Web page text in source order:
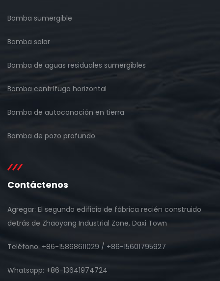
Bomba sumergible
Bomba solar
Bomba de aguas residuales sumergibles
Bomba centrífuga horizontal
Bomba de autoconación en tierra
Bomba de pozo profundo
Contáctenos
Agregar: El segundo edificio de fábrica recién construido
detrás de Zhaoyang Industrial Zone, Daxi Town
Teléfono: +86-15868611029 / +86-15601795927
Whatsapp: +86-13641974724